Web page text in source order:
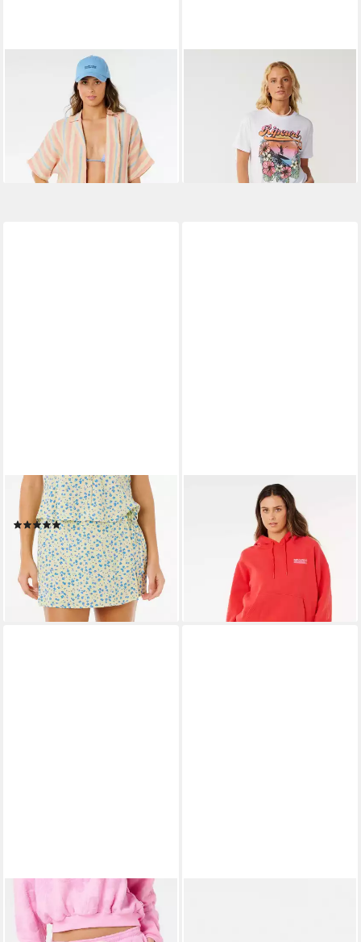
Kurzarmshirt Premium
Kurzarmhemd
39,00 € 55,99 €
lieferbar - in 5-6 Werktagen bei dir
T-Shirt Wave Relaxed T-Shirt
25,95 €
lieferbar - in 5-6 Werktagen bei dir
RIP CURL
Skort Surf Side Skort
(1)
35,00 € 49,99 €
-30%
lieferbar - in 5-6 Werktagen bei dir
Kapuzenpullover Ocean Break
Heritage Hood Fleece
69,99 €
lieferbar - in 5-6 Werktagen bei dir
RIP CURL
Relaxshorts Paradise Terry
Strandshort